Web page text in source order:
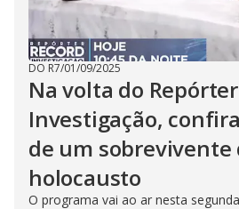
DO R7/01/09/2025
Na volta do
Investigação,
de um sobrevivente
holocausto
O programa vai ao ar nesta